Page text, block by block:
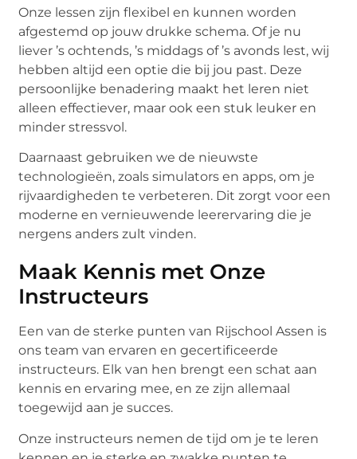
Onze lessen zijn flexibel en kunnen worden
afgestemd op jouw drukke schema. Of je nu
liever ’s ochtends, ’s middags of ’s avonds lest, wij
hebben altijd een optie die bij jou past. Deze
persoonlijke benadering maakt het leren niet
alleen effectiever, maar ook een stuk leuker en
minder stressvol.
Daarnaast gebruiken we de nieuwste
technologieën, zoals simulators en apps, om je
rijvaardigheden te verbeteren. Dit zorgt voor een
moderne en vernieuwende leerervaring die je
nergens anders zult vinden.
Maak Kennis met Onze
Instructeurs
Een van de sterke punten van Rijschool Assen is
ons team van ervaren en gecertificeerde
instructeurs. Elk van hen brengt een schat aan
kennis en ervaring mee, en ze zijn allemaal
toegewijd aan je succes.
Onze instructeurs nemen de tijd om je te leren